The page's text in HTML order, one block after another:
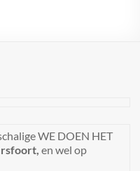
WE DOEN HET
en wel op